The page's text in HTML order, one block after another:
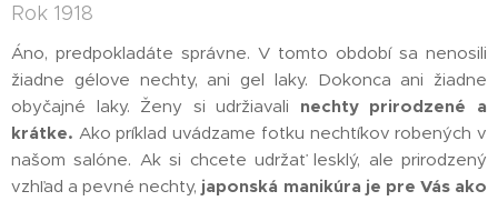
Rok 1918
Áno, predpokladáte správne. V tomto období sa nenosili
žiadne gélove nechty, ani gel laky. Dokonca ani žiadne
obyčajné laky. Ženy si udržiavali nechty prirodzené a
krátke. Ako príklad uvádzame fotku nechtíkov robených v
našom salóne. Ak si chcete udržať lesklý, ale prirodzený
vzhľad a pevné nechty, japonská manikúra je pre Vás ako